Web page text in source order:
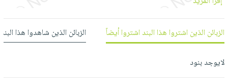
المطبخ
اكسسوارات
منزلية
اكسسوارات
ملابس
صندوق
القراءة
iKitab
بحث
متقدم
نيل
الزبائن الذين اشتروا هذا البند اشتروا أيضاً الزبائن الذين شاهدوا هذا
لايوجد بنود